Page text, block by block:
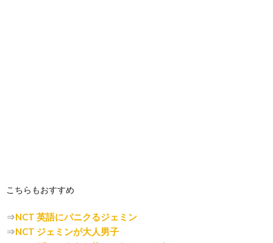
こちらもおすすめ
⇒NCT 英語にパニクるジェミン
⇒NCT ジェミンが大人男子